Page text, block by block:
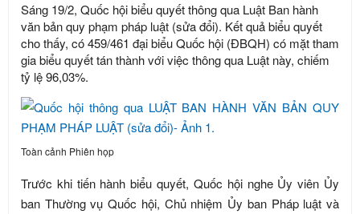
Sáng 19/2, Quốc hội biểu quyết thông qua Luật Ban hành
văn bản quy phạm pháp luật (sửa đổi). Kết quả biểu quyết
cho thấy, có 459/461 đại biểu Quốc hội (ĐBQH) có mặt tham
gia biểu quyết tán thành với việc thông qua Luật này, chiếm
tỷ lệ 96,03%.
Toàn cảnh Phiên họp
Trước khi tiến hành biểu quyết, Quốc hội nghe Ủy viên Ủy
ban Thường vụ Quốc hội, Chủ nhiệm Ủy ban Pháp luật và